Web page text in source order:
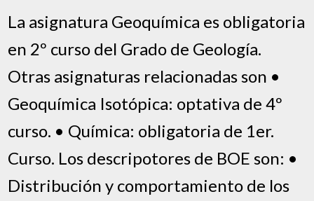
La asignatura Geoquímica es obligatoria
en 2º curso del Grado de Geología.
Otras asignaturas relacionadas son •
Geoquímica Isotópica: optativa de 4º
curso. • Química: obligatoria de 1er.
Curso. Los descripotores de BOE son: •
Distribución y comportamiento de los